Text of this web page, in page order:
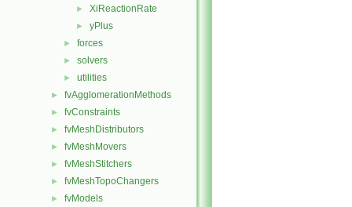
► XiReactionRate
► yPlus
► forces
► solvers
► utilities
► fvAgglomerationMethods
► fvConstraints
► fvMeshDistributors
► fvMeshMovers
► fvMeshStitchers
► fvMeshTopoChangers
► fvModels